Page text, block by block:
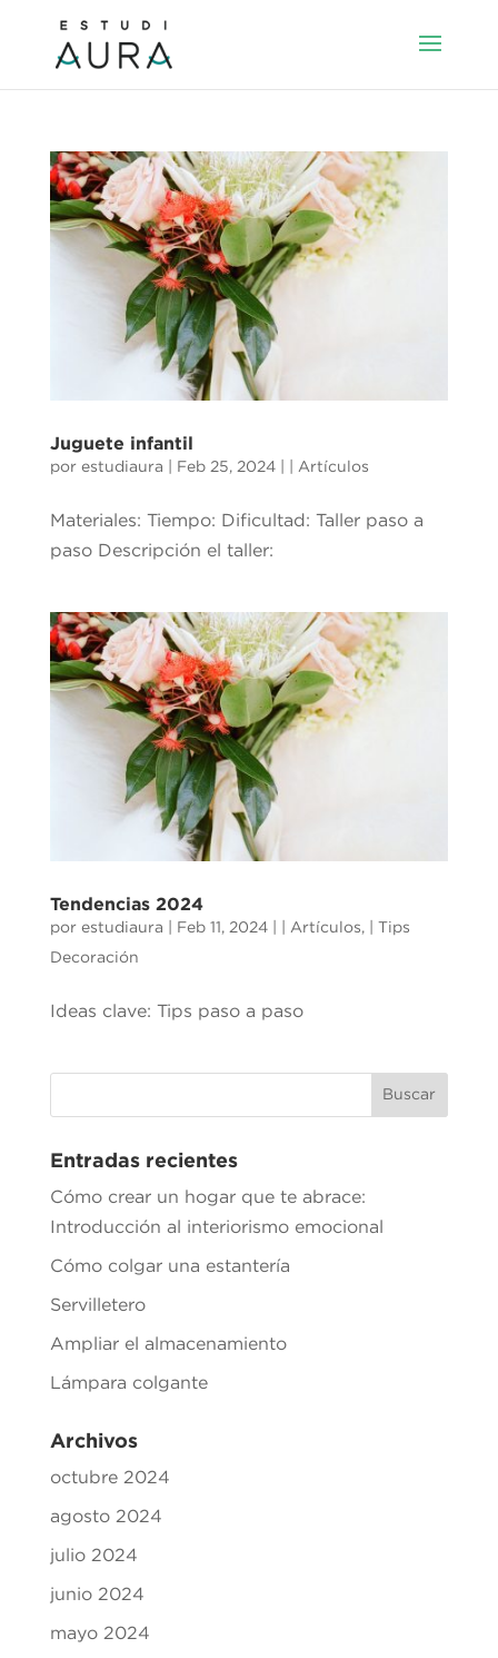
Juguete infantil
por estudiaura Feb 25, 2024| | Artículos
Materiales: Tiempo: Dificultad: Taller paso a
paso Descripción el taller:
Tendencias 2024
por estudiaura Feb 11, 2024| | Artículos,
| Tips
Decoración
Ideas clave: Tips paso a paso
Entradas recientes
Cómo crear un hogar que te abrace:
Introducción al interiorismo emocional
Cómo colgar una estantería
Servilletero
Ampliar el almacenamiento
Lámpara colgante
Archivos
octubre 2024
agosto 2024
julio 2024
junio 2024
mayo 2024